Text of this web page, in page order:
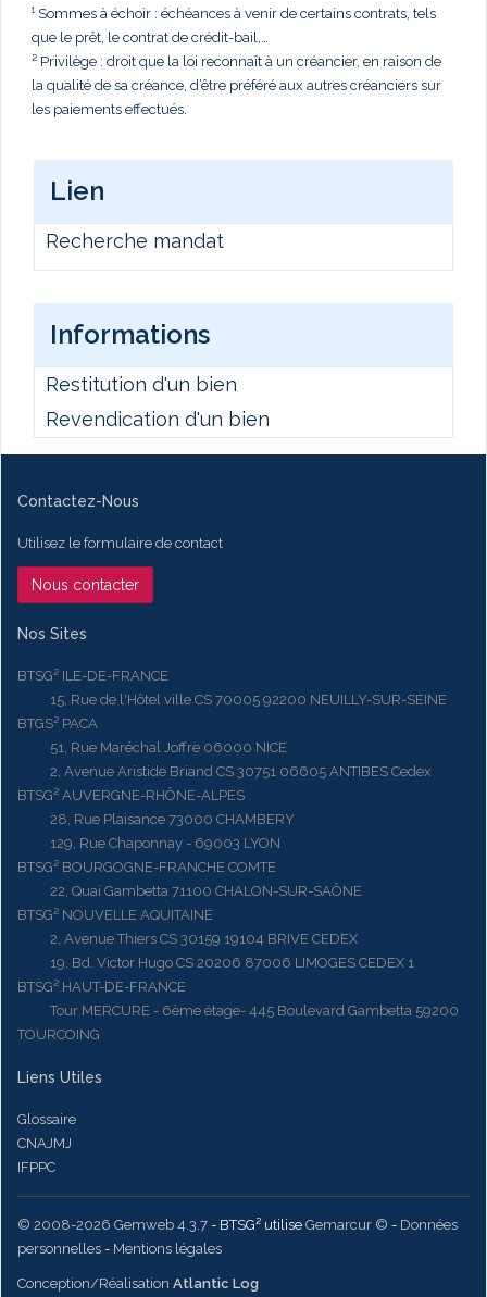
¹ Sommes à échoir : échéances à venir de certains contrats, tels
que le prêt, le contrat de crédit-bail,…
² Privilège : droit que la loi reconnaît à un créancier, en raison de
la qualité de sa créance, d’être préféré aux autres créanciers sur
les paiements effectués.
Lien
Recherche mandat
Informations
Restitution d'un bien
Revendication d'un bien
Contactez-Nous
Utilisez le formulaire de contact
Nous contacter
Nos Sites
BTSG² ILE-DE-FRANCE
15, Rue de l'Hôtel ville CS 70005 92200 NEUILLY-SUR-SEINE
BTGS² PACA
51, Rue Maréchal Joffre 06000 NICE
2, Avenue Aristide Briand CS 30751 06605 ANTIBES Cedex
BTSG² AUVERGNE-RHÔNE-ALPES
28, Rue Plaisance 73000 CHAMBERY
129, Rue Chaponnay - 69003 LYON
BTSG² BOURGOGNE-FRANCHE COMTE
22, Quai Gambetta 71100 CHALON-SUR-SAÔNE
BTSG² NOUVELLE AQUITAINE
2, Avenue Thiers CS 30159 19104 BRIVE CEDEX
19, Bd. Victor Hugo CS 20206 87006 LIMOGES CEDEX 1
BTSG² HAUT-DE-FRANCE
Tour MERCURE - 6ème étage- 445 Boulevard Gambetta 59200
TOURCOING
Liens Utiles
Glossaire
CNAJMJ
IFPPC
© 2008-2026 Gemweb 4.3.7 - BTSG² utilise Gemarcur © - Données
personnelles - Mentions légales
Conception/Réalisation Atlantic Log